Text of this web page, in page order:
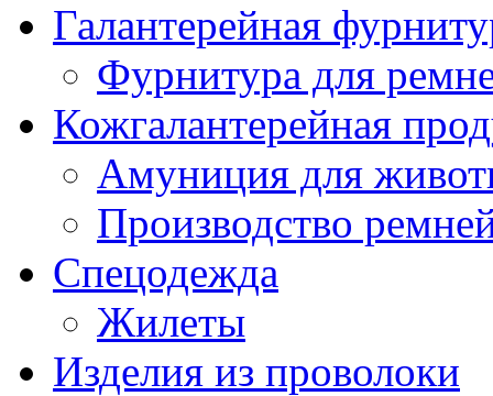
Галантерейная
Фурнитура для
Кожгалантерейная
Амуниция для
Производство
Спецодежда
Жилеты
Изделия из проволоки